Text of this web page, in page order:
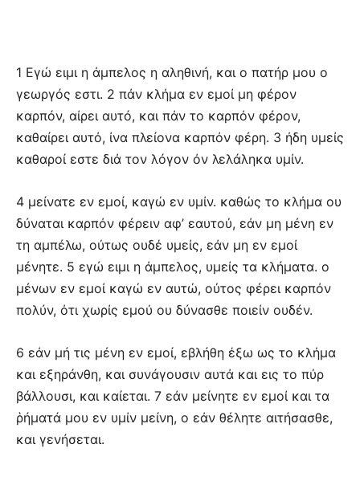
1 Εγώ ειμι η άμπελος η αληθινή, και ο πατήρ μου ο
γεωργός εστι. 2 πάν κλήμα εν εμοί μη φέρον
καρπόν, αίρει αυτό, και πάν το καρπόν φέρον,
καθαίρει αυτό, ίνα πλείονα καρπόν φέρη. 3 ήδη υμείς
καθαροί εστε διά τον λόγον όν λελάληκα υμίν.
4 μείνατε εν εμοί, καγώ εν υμίν. καθώς το κλήμα ου
δύναται καρπόν φέρειν αφ’ εαυτού, εάν μη μένη εν
τη αμπέλω, ούτως ουδέ υμείς, εάν μη εν εμοί
μένητε. 5 εγώ ειμι η άμπελος, υμείς τα κλήματα. ο
μένων εν εμοί καγώ εν αυτώ, ούτος φέρει καρπόν
πολύν, ότι χωρίς εμού ου δύνασθε ποιείν ουδέν.
6 εάν μή τις μένη εν εμοί, εβλήθη έξω ως το κλήμα
και εξηράνθη, και συνάγουσιν αυτά και εις το πύρ
βάλλουσι, και καίεται. 7 εάν μείνητε εν εμοί και τα
ῥήματά μου εν υμίν μείνη, ο εάν θέλητε αιτήσασθε,
και γενήσεται.